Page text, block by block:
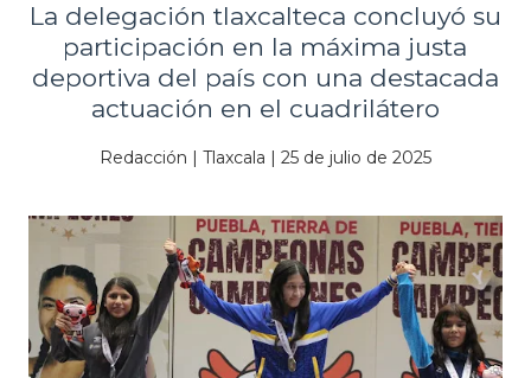
La delegación tlaxcalteca concluyó su
participación en la máxima justa
deportiva del país con una destacada
actuación en el cuadrilátero
Redacción | Tlaxcala | 25 de julio de 2025